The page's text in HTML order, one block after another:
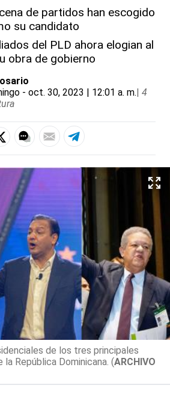
de partidos han escogido
su candidato
del PLD ahora elogian al
obra de gobierno
- oct. 30, 2023 | 12:01 a. m.| 4
de los tres principales
República Dominicana. (ARCHIVO